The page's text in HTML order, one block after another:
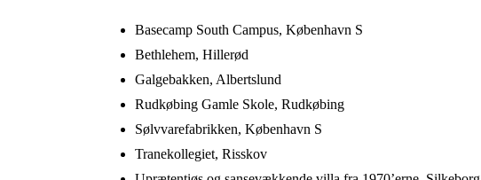
Basecamp South Campus, København S
Bethlehem, Hillerød
Galgebakken, Albertslund
Rudkøbing Gamle Skole, Rudkøbing
Sølvvarefabrikken, København S
Tranekollegiet, Risskov